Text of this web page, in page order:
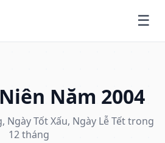
Năm 2004
Ngày Tốt Xấu, Ngày Lễ Tết trong
12 tháng